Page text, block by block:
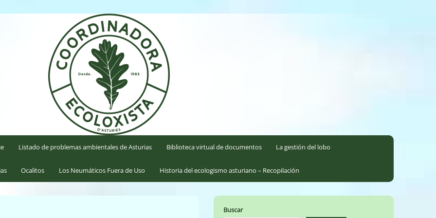
Listado de problemas ambientales de Asturias Biblioteca virtual de documentos La gestión del lobo
Ocalitos Los Neumáticos Fuera de Uso Historia del ecologismo asturiano – Recopilación
Buscar